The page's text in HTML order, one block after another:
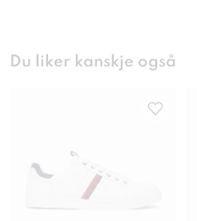
Du liker kanskje også